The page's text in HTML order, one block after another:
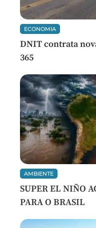
ECONOMIA
DNIT contrata
365
AMBIENTE
SUPER EL NIÑO
PARA O BRASIL